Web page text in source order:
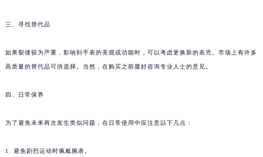
三、寻找替代品
如果裂缝较为严重，影响到手表的美观或功能时，可以考虑更换新的表壳。市场上有许多
高质量的替代品可供选择。当然，在购买之前最好咨询专业人士的意见。
四、日常保养
为了避免未来再次发生类似问题，在日常使用中应注意以下几点：
1. 避免剧烈运动时佩戴腕表。